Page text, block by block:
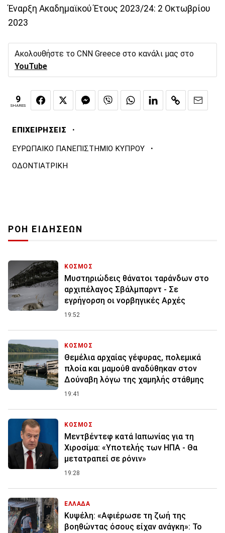
Έναρξη Ακαδημαϊκού Έτους 2023/24: 2 Οκτωβρίου
2023
Ακολουθήστε το CNN Greece στο κανάλι μας στο
YouTube
9
SHARES
ΕΠΙΧΕΙΡΗΣΕΙΣ ·
ΕΥΡΩΠΑΙΚΟ ΠΑΝΕΠΙΣΤΗΜΙΟ ΚΥΠΡΟΥ ·
ΟΔΟΝΤΙΑΤΡΙΚΗ
ΡΟΗ ΕΙΔΗΣΕΩΝ
ΚΟΣΜΟΣ
Μυστηριώδεις θάνατοι ταράνδων στο
αρχιπέλαγος Σβάλμπαρντ - Σε
εγρήγορση οι νορβηγικές Αρχές
19:52
ΚΟΣΜΟΣ
Θεμέλια αρχαίας γέφυρας, πολεμικά
πλοία και μαμούθ αναδύθηκαν στον
Δούναβη λόγω της χαμηλής στάθμης
19:41
ΚΟΣΜΟΣ
Μεντβέντεφ κατά Ιαπωνίας για τη
Χιροσίμα: «Υποτελής των ΗΠΑ - Θα
μετατραπεί σε ρόνιν»
19:28
ΕΛΛΑΔΑ
Κυψέλη: «Αφιέρωσε τη ζωή της
βοηθώντας όσους είχαν ανάγκη»: Το